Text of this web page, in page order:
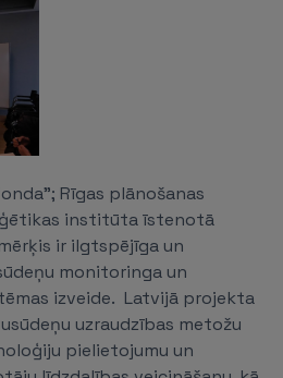
Rīgas plānošanas
institūta īstenotā
ir ilgtspējīga un
monitoringa un
izveide. Latvijā projekta
uzraudzības metožu
pielietojumu un